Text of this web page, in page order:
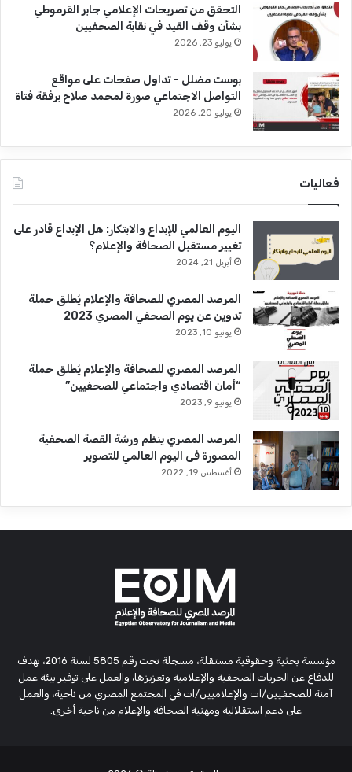
التحقق من تصريحات الإعلامي جابر القرموطي
بشأن وقف القيد في نقابة الصحفيين
يوليو 23, 2026
بوست مضلل – تداول صفحات على مواقع
التواصل الاجتماعي صورة لمحمد صلاح برفقة فتاة
يوليو 20, 2026
فعاليات
اليوم العالمي للإبداع والابتكار: هل الإبداع قادر على
تغيير مستقبل الصحافة والإعلام؟
أبريل 21, 2024
المرصد المصري للصحافة والإعلام يُطلق حملة
تدوين عن يوم الصحفي المصري 2023
يونيو 10, 2023
المرصد المصري للصحافة والإعلام يُطلق حملة
“أمان اقتصادي واجتماعي للصحفيين”
يونيو 9, 2023
المرصد المصري ينظم ورشة القصة الصحفية
المصورة فى اليوم العالمي للتصوير
أغسطس 19, 2022
مؤسسة بحثية وحقوقية مستقلة، مسجلة تحت رقم 5805 لسنة 2016، تهدف
للدفاع عن الحريات الصحفية والإعلامية وتعزيزها، والعمل على توفير بيئة عمل
آمنة للصحفيين/ات والإعلاميين/ات في المجتمع المصري من ناحية، والعمل
على دعم استقلالية ومهنية الصحافة والإعلام من ناحية أخرى.